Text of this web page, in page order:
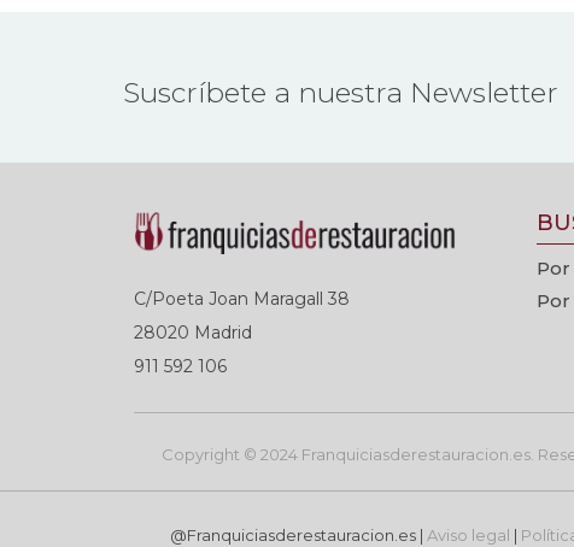
Suscríbete a nuestra Newsletter
C/Poeta Joan Maragall 38
28020 Madrid
911 592 106
Copyright © 2024 Franquiciasderestauracion.es.
@Franquiciasderestauracion.es | Aviso legal |